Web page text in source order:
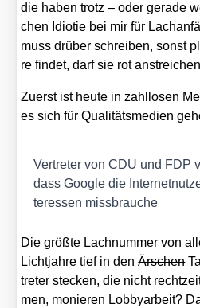
die haben trotz – oder gera­de
chen Idio­tie bei mir für
muss drü­ber schrei­ben, sonst
re fin­det, darf sie rot
Zuerst ist heu­te in zahl­lo­sen
es sich für Qua­li­täts­me­di­en
Ver­tre­ter von CDU und FDP
dass Goog­le die
ter­es­sen miss­brau­che
Die größ­te Lach­num­mer von
Licht­jah­re tief in denÄrschen
tre­ter ste­cken, die nicht
men, monie­ren Lob­by­ar­beit?